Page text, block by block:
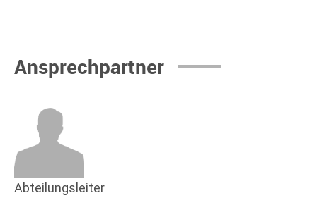
Ansprechpartner
Abteilungsleiter